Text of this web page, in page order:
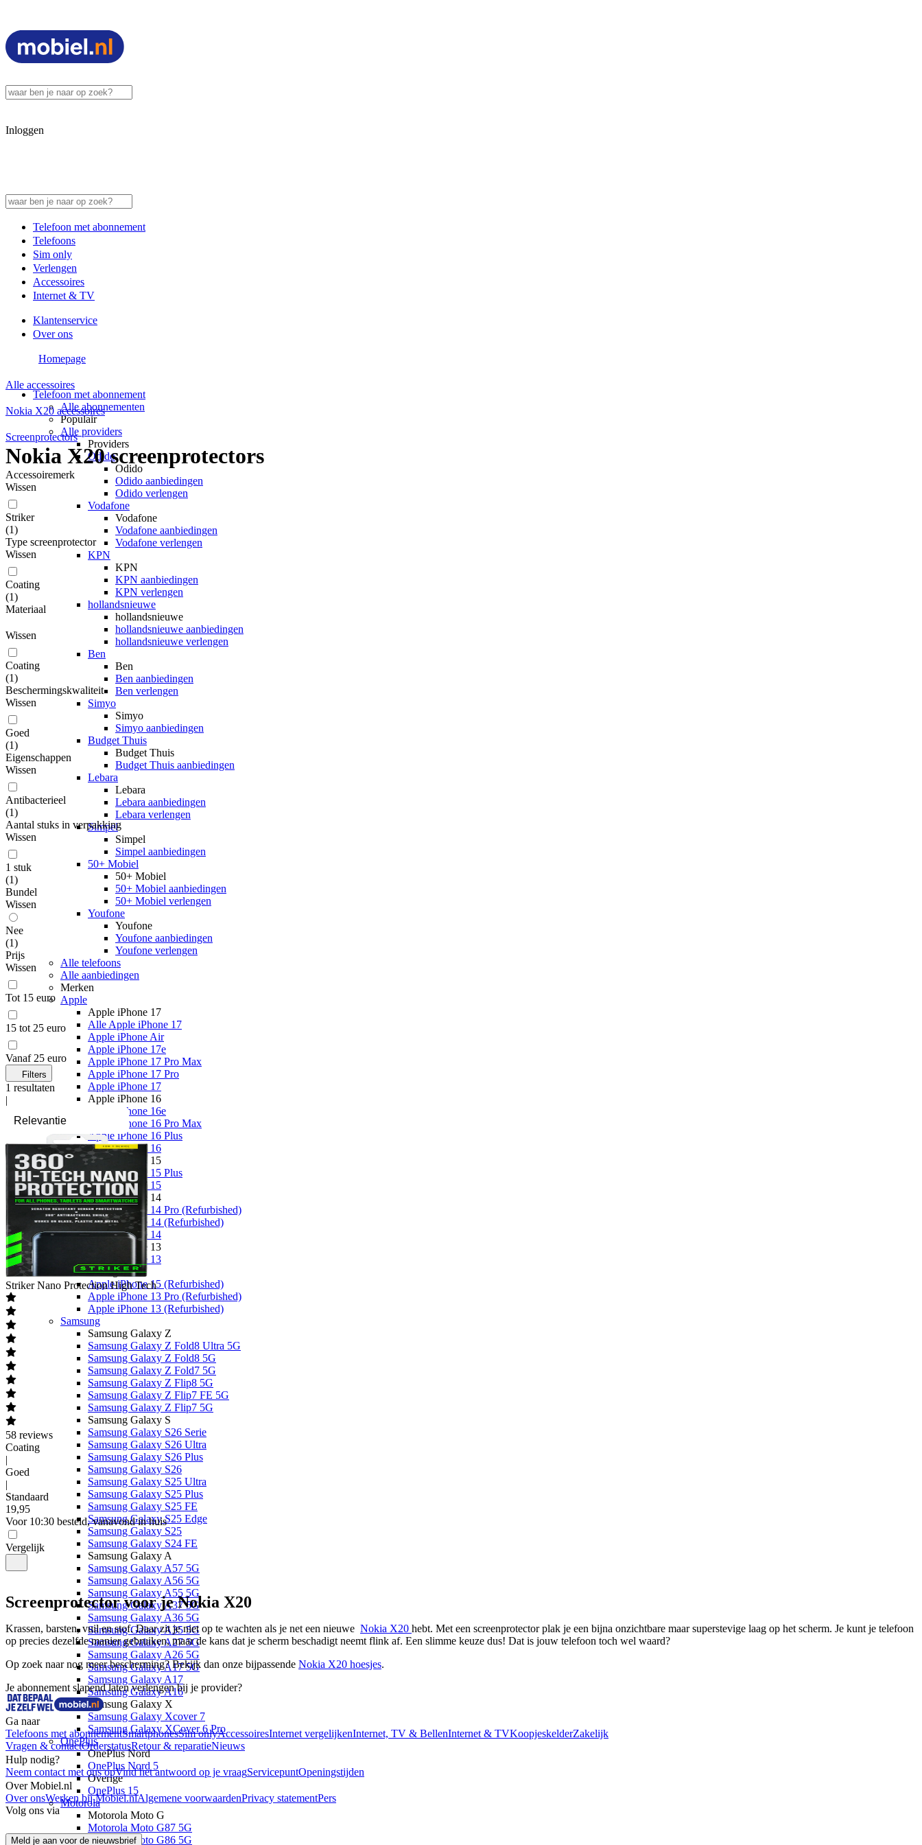
Inloggen
Telefoon met abonnement
Telefoons
Sim only
Verlengen
Accessoires
Internet & TV
Klantenservice
Over ons
Telefoon met abonnement
Alle abonnementen
Populair
Alle providers
Providers
Odido
Odido
Odido aanbiedingen
Odido verlengen
Vodafone
Vodafone
Vodafone aanbiedingen
Vodafone verlengen
KPN
KPN
KPN aanbiedingen
KPN verlengen
hollandsnieuwe
hollandsnieuwe
hollandsnieuwe aanbiedingen
hollandsnieuwe verlengen
Ben
Ben
Ben aanbiedingen
Ben verlengen
Simyo
Simyo
Simyo aanbiedingen
Budget Thuis
Budget Thuis
Budget Thuis aanbiedingen
Lebara
Lebara
Lebara aanbiedingen
Lebara verlengen
Simpel
Simpel
Simpel aanbiedingen
50+ Mobiel
50+ Mobiel
50+ Mobiel aanbiedingen
50+ Mobiel verlengen
Youfone
Youfone
Youfone aanbiedingen
Youfone verlengen
Alle telefoons
Alle aanbiedingen
Merken
Apple
Apple iPhone 17
Alle Apple iPhone 17
Apple iPhone Air
Apple iPhone 17e
Apple iPhone 17 Pro Max
Apple iPhone 17 Pro
Apple iPhone 17
Apple iPhone 16
Apple iPhone 16e
Apple iPhone 16 Pro Max
Apple iPhone 16 Plus
Apple iPhone 16
Apple iPhone 15
Apple iPhone 15 Plus
Apple iPhone 15
Apple iPhone 14
Apple iPhone 14 Pro (Refurbished)
Apple iPhone 14 (Refurbished)
Apple iPhone 14
Apple iPhone 13
Apple iPhone 13
Overige
Apple iPhone 15 (Refurbished)
Apple iPhone 13 Pro (Refurbished)
Apple iPhone 13 (Refurbished)
Samsung
Samsung Galaxy Z
Samsung Galaxy Z Fold8 Ultra 5G
Samsung Galaxy Z Fold8 5G
Samsung Galaxy Z Fold7 5G
Samsung Galaxy Z Flip8 5G
Samsung Galaxy Z Flip7 FE 5G
Samsung Galaxy Z Flip7 5G
Samsung Galaxy S
Samsung Galaxy S26 Serie
Samsung Galaxy S26 Ultra
Samsung Galaxy S26 Plus
Samsung Galaxy S26
Samsung Galaxy S25 Ultra
Samsung Galaxy S25 Plus
Samsung Galaxy S25 FE
Samsung Galaxy S25 Edge
Samsung Galaxy S25
Samsung Galaxy S24 FE
Samsung Galaxy A
Samsung Galaxy A57 5G
Samsung Galaxy A56 5G
Samsung Galaxy A55 5G
Samsung Galaxy A37 5G
Samsung Galaxy A36 5G
Samsung Galaxy A35 5G
Samsung Galaxy A27 5G
Samsung Galaxy A26 5G
Samsung Galaxy A17 5G
Samsung Galaxy A17
Samsung Galaxy A16
Samsung Galaxy X
Samsung Galaxy Xcover 7
Samsung Galaxy XCover 6 Pro
OnePlus
OnePlus Nord
OnePlus Nord 5
Overige
OnePlus 15
Motorola
Motorola Moto G
Motorola Moto G87 5G
Motorola Moto G86 5G
Homepage
Alle accessoires
Nokia X20 accessoires
Screenprotectors
Nokia X20 screenprotectors
Accessoiremerk
Wissen
Striker
(1)
Type screenprotector
Wissen
Coating
(1)
Materiaal
Wissen
Coating
(1)
Beschermingskwaliteit
Wissen
Goed
(1)
Eigenschappen
Wissen
Antibacterieel
(1)
Aantal stuks in verpakking
Wissen
1 stuk
(1)
Bundel
Wissen
Nee
(1)
Prijs
Wissen
Tot 15 euro
15 tot 25 euro
Vanaf 25 euro
Filters
1 resultaten
|
Striker Nano Protection High Tech
58 reviews
Coating
|
Goed
|
Standaard
19,95
Voor 10:30 besteld, vanavond in huis
Vergelijk
Screenprotector voor je Nokia X20
Krassen, barsten, vuil en stof. Daar zit je niet op te wachten als je net een nieuwe Nokia X20 hebt. Met een screenprotector plak je een bijna onzichtbare maar superstevige laag op het scherm. Je kunt je telefoon
op precies dezelfde manier gebruiken, maar de kans dat je scherm beschadigt neemt flink af. Een slimme keuze dus! Dat is jouw telefoon toch wel waard?
Op zoek naar nog meer bescherming? Bekijk dan onze bijpassende Nokia X20 hoesjes.
Je abonnement slapend laten verlengen bij je provider?
Ga naar
Telefoons met abonnementSmartphonesSim onlyAccessoiresInternet vergelijkenInternet, TV & BellenInternet & TVKoopjeskelderZakelijk
Vragen & contactOrderstatusRetour & reparatieNieuws
Hulp nodig?
Neem contact met ons opVind het antwoord op je vraagServicepuntOpeningstijden
Over Mobiel.nl
Over onsWerken bij Mobiel.nlAlgemene voorwaardenPrivacy statementPers
Volg ons via
Meld je aan voor de nieuwsbrief